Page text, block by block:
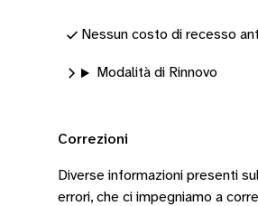
Nessun costo di recesso
Modalità di Rinnovo
Correzioni
Diverse informazioni presenti
errori, che ci impegniamo a